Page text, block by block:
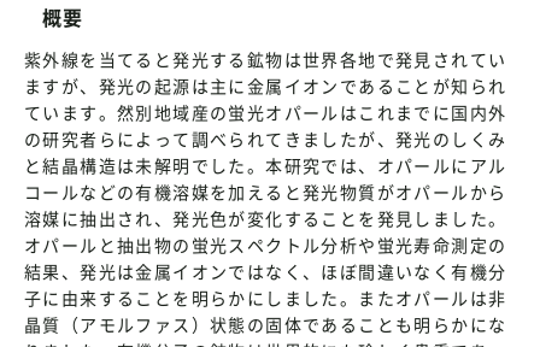
概要
紫外線を当てると発光する鉱物は世界各地で発見されてい
ますが、発光の起源は主に金属イオンであることが知られ
ています。然別地域産の蛍光オパールはこれまでに国内外
の研究者らによって調べられてきましたが、発光のしくみ
と結晶構造は未解明でした。本研究では、オパールにアル
コールなどの有機溶媒を加えると発光物質がオパールから
溶媒に抽出され、発光色が変化することを発見しました。
オパールと抽出物の蛍光スペクトル分析や蛍光寿命測定の
結果、発光は金属イオンではなく、ほぼ間違いなく有機分
子に由来することを明らかにしました。またオパールは非
晶質（アモルファス）状態の固体であることも明らかにな